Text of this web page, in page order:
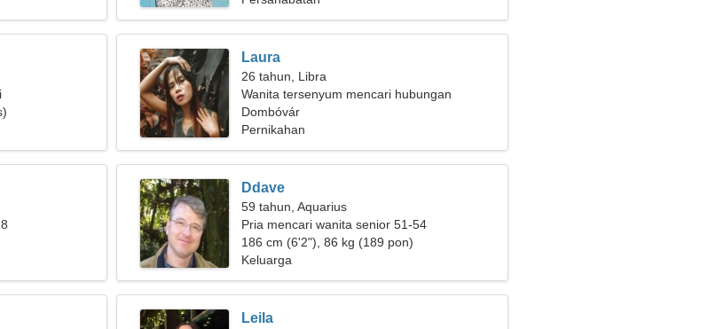
Laura
26 tahun, Libra
Wanita tersenyum mencari hubungan
Dombóvár
Pernikahan
Ddave
59 tahun, Aquarius
Pria mencari wanita senior 51-54
186 cm (6'2"), 86 kg (189 pon)
Keluarga
Leila